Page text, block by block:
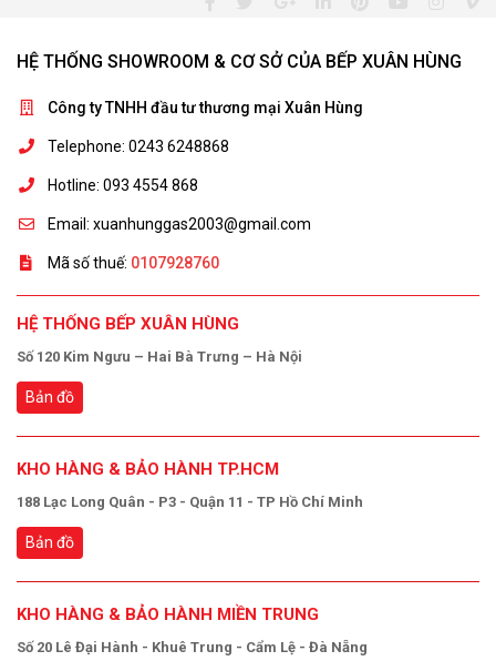
HỆ THỐNG SHOWROOM & CƠ SỞ CỦA BẾP XUÂN HÙNG
Công ty TNHH đầu tư thương mại Xuân Hùng
Telephone: 0243 6248868
Hotline: 093 4554 868
Email: xuanhunggas2003@gmail.com
Mã số thuế: 0107928760
HỆ THỐNG BẾP XUÂN HÙNG
Số 120 Kim Ngưu – Hai Bà Trưng – Hà Nội
Bản đồ
KHO HÀNG & BẢO HÀNH TP.HCM
188 Lạc Long Quân - P3 - Quận 11 - TP Hồ Chí Minh
Bản đồ
KHO HÀNG & BẢO HÀNH MIỀN TRUNG
Số 20 Lê Đại Hành - Khuê Trung - Cẩm Lệ - Đà Nẵng